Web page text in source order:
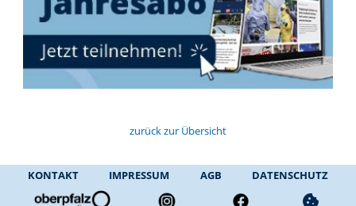
zurück zur Übersicht
KONTAKT IMPRESSUM AGB DATENSCHUTZ
cookie